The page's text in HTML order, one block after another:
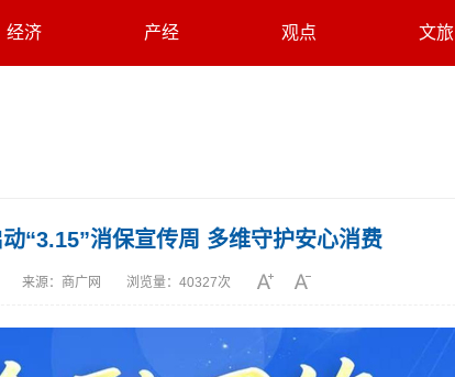
经济 产经 观点 文旅
“3.15”消保宣传周 多维守护安心消费
来源： 商广网 浏览量： 40327次